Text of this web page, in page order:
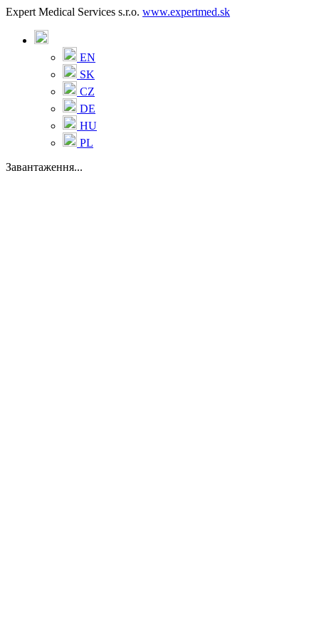
Expert Medical Services s.r.o. www.expertmed.sk
EN
SK
CZ
DE
HU
PL
Завантаження...